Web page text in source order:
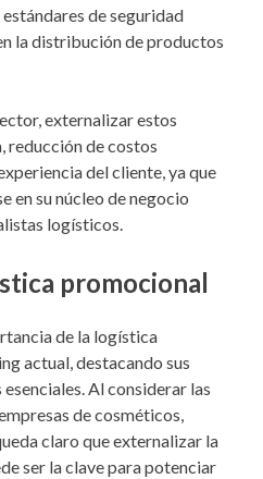
de seguridad
la distribución de productos
externalizar estos
reducción de costos
del cliente, ya que
en su núcleo de negocio
logísticos.
promocional
de la logística
actual, destacando sus
Al considerar las
de cosméticos,
claro que externalizar la
ser la clave para potenciar